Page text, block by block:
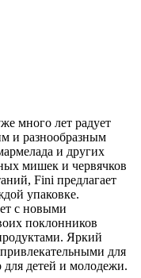
много лет радует
и разнообразным
и других
мишек и червячков
Fini предлагает
упаковке.
с новыми
поклонников
Яркий
для
для детей и молодежи.